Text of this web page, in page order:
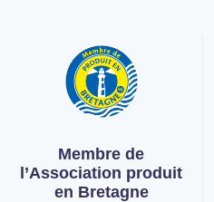
Membre de
l’Association produit
en Bretagne